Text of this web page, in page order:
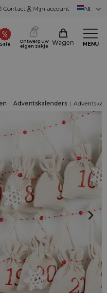
Contact Mijn account NL
Sale
Ontwerp uw
eigen zakje
Wagen MENU
| Adventskalenders |